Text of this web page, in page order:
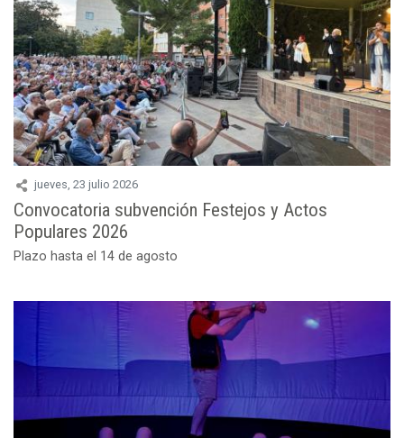
jueves, 23 julio 2026
Convocatoria subvención Festejos y Actos
Populares 2026
Plazo hasta el 14 de agosto